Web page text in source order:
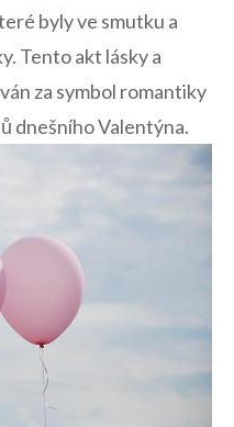
byly ve smutku a
Tento akt lásky a
za symbol romantiky
dnešního Valentýna.